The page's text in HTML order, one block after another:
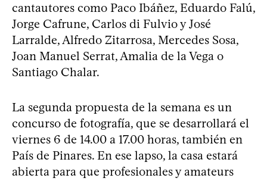
cantautores como Paco Ibáñez, Eduardo Falú,
Jorge Cafrune, Carlos di Fulvio y José
Larralde, Alfredo Zitarrosa, Mercedes Sosa,
Joan Manuel Serrat, Amalia de la Vega o
Santiago Chalar.
La segunda propuesta de la semana es un
concurso de fotografía, que se desarrollará el
viernes 6 de 14.00 a 17.00 horas, también en
País de Pinares. En ese lapso, la casa estará
abierta para que profesionales y amateurs